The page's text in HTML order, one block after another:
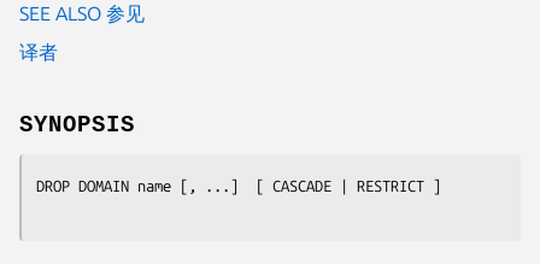
SEE ALSO 参见
译者
SYNOPSIS
DROP DOMAIN name [, ...]  [ CASCADE | RESTRICT ]